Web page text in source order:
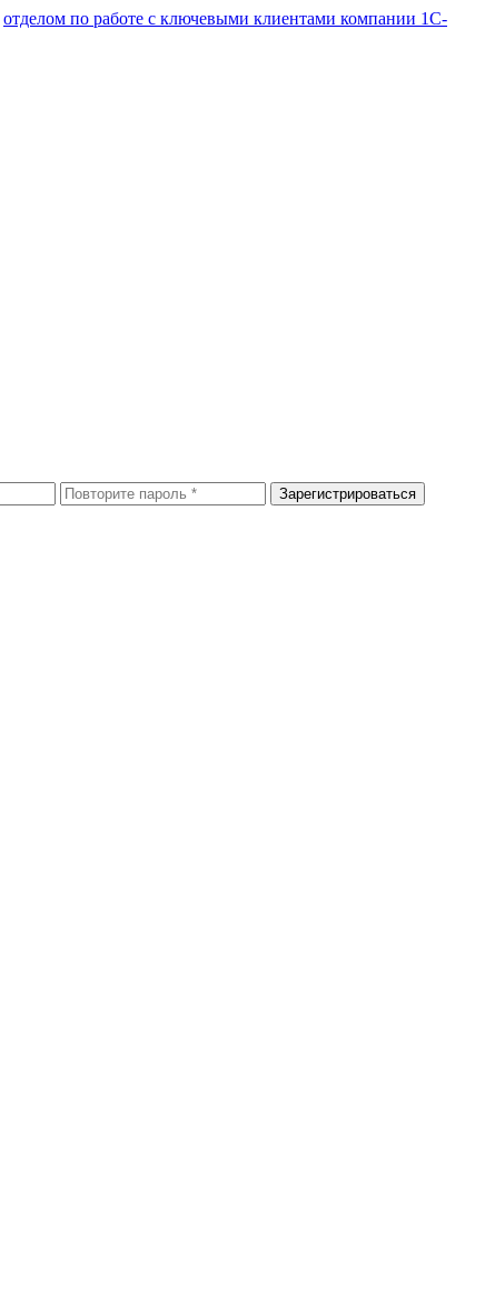
отделом по работе с ключевыми клиентами компании 1С-